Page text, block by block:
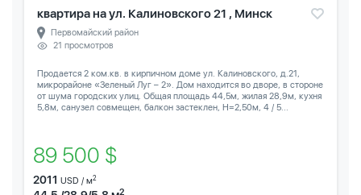
квартира на ул. Калиновского 21 , Минск
Первомайский район
21 просмотров
Продается 2 ком.кв. в кирпичном доме ул. Калиновского, д.21,
микрорайоне «Зеленый Луг – 2». Дом находится во дворе, в стороне
от шума городских улиц. Общая площадь 44,5м, жилая 28,9м, кухня
5,8м, санузел совмещен, балкон застеклен, Н=2,50м, 4 / 5...
89 500 $
2011 USD / м2
2